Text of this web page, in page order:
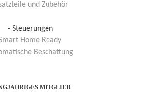
und Zubehör
- Steuerungen
Home Ready
Beschattung
MITGLIED